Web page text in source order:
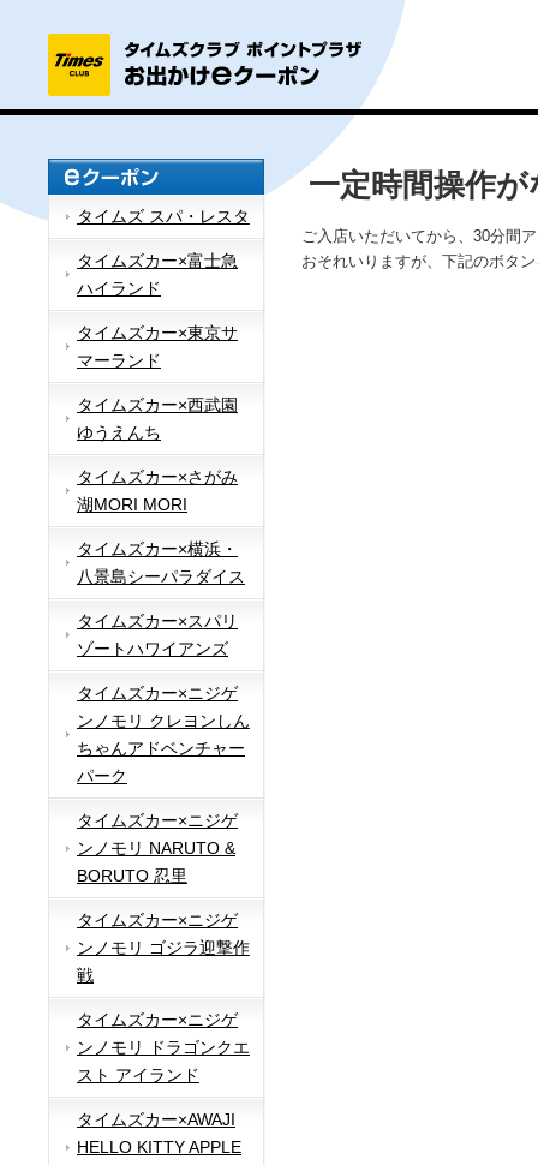
タイムズ スパ・レスタ
タイムズカー×富士急
ハイランド
タイムズカー×東京サ
マーランド
タイムズカー×西武園
ゆうえんち
タイムズカー×さがみ
湖MORI MORI
タイムズカー×横浜・
八景島シーパラダイス
タイムズカー×スパリ
ゾートハワイアンズ
タイムズカー×ニジゲ
ンノモリ クレヨンしん
ちゃんアドベンチャー
パーク
タイムズカー×ニジゲ
ンノモリ NARUTO &
BORUTO 忍里
タイムズカー×ニジゲ
ンノモリ ゴジラ迎撃作
戦
タイムズカー×ニジゲ
ンノモリ ドラゴンクエ
スト アイランド
タイムズカー×AWAJI
HELLO KITTY APPLE
一定時間操作
ご入店いただいてから、30分間
おそれいりますが、下記のボタ